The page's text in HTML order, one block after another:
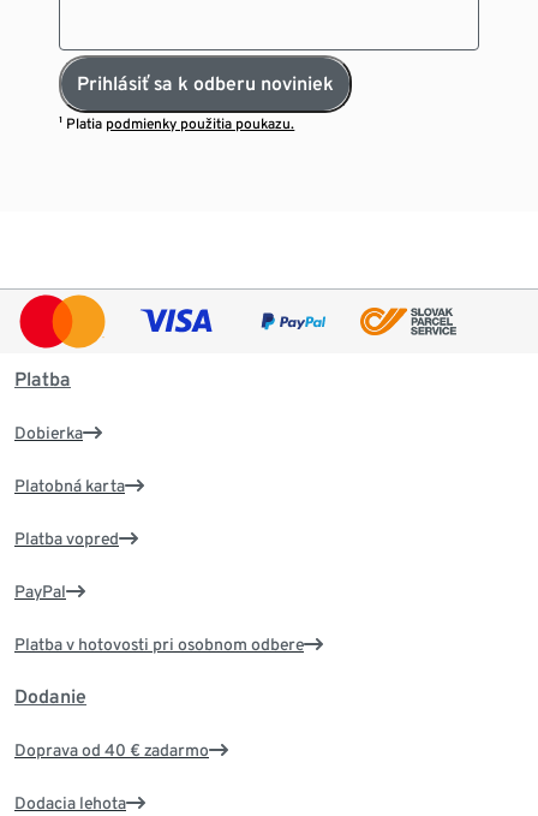
Prihlásiť sa k odberu noviniek
¹ Platia podmienky použitia poukazu.
Platba
Dobierka
Platobná karta
Platba vopred
PayPal
Platba v hotovosti pri osobnom odbere
Dodanie
Doprava od 40 € zadarmo
Dodacia lehota